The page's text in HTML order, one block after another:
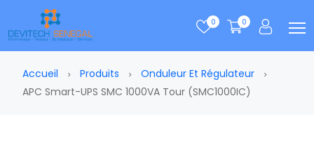
0 0
Accueil Produits
Onduleur Et Régulateur
APC Smart-UPS SMC 1000VA Tour (SMC1000IC)